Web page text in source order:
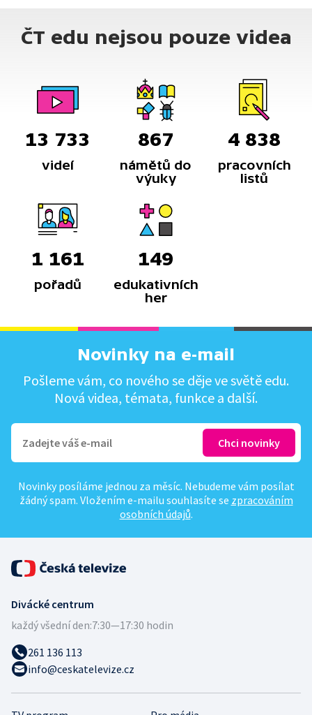
ČT edu nejsou pouze videa
13 733
videí
867
námětů do
výuky
4 838
pracovních
listů
1 161
pořadů
149
edukativních
her
Novinky na e-mail
Pošleme vám, co nového se děje ve světě edu.
Nová videa, témata, funkce a další.
Novinky posíláme jednou za měsíc. Nebudeme vám posílat
žádný spam. Vložením e-mailu souhlasíte se zpracováním
osobních údajů.